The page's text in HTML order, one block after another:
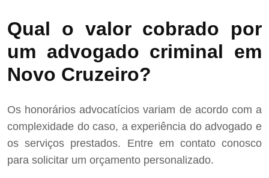
Qual o valor cobrado por
um advogado criminal em
Novo Cruzeiro?
Os honorários advocatícios variam de acordo com a
complexidade do caso, a experiência do advogado e
os serviços prestados. Entre em contato conosco
para solicitar um orçamento personalizado.